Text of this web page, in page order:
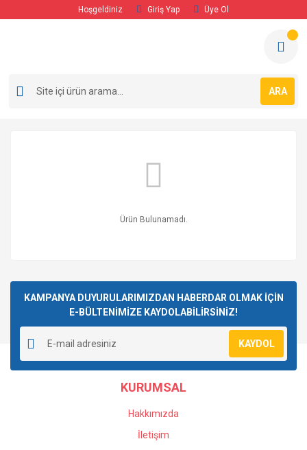
Hoşgeldiniz Giriş Yap Üye Ol
ARA
Ürün Bulunamadı.
KAMPANYA DUYURULARIMIZDAN HABERDAR OLMAK İÇİN
E-BÜLTENİMİZE KAYDOLABİLİRSİNİZ!
KAYDOL
KURUMSAL
Hakkımızda
İletişim